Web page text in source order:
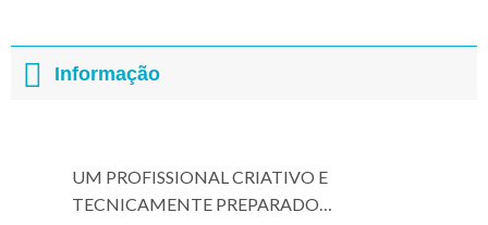
Informação
UM PROFISSIONAL CRIATIVO E
TECNICAMENTE PREPARADO…